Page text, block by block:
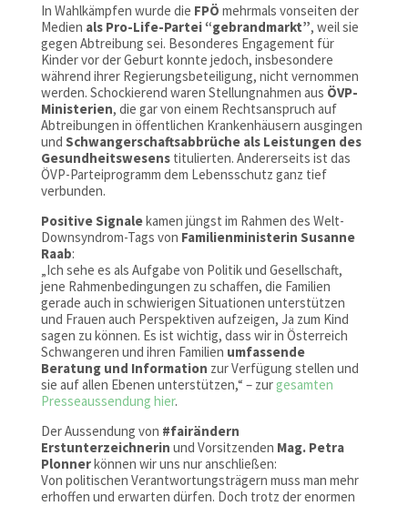
In Wahlkämpfen wurde die FPÖ mehrmals vonseiten der
Medien als Pro-Life-Partei “gebrandmarkt”, weil sie
gegen Abtreibung sei. Besonderes Engagement für
Kinder vor der Geburt konnte jedoch, insbesondere
während ihrer Regierungsbeteiligung, nicht vernommen
werden. Schockierend waren Stellungnahmen aus ÖVP-
Ministerien, die gar von einem Rechtsanspruch auf
Abtreibungen in öffentlichen Krankenhäusern ausgingen
und Schwangerschaftsabbrüche als Leistungen des
Gesundheitswesenstitulierten. Andererseits ist das
ÖVP-Parteiprogramm dem Lebensschutz ganz tief
verbunden.
Positive Signalekamen jüngst im Rahmen des Welt-
Downsyndrom-Tags von Familienministerin Susanne
Raab:
„Ich sehe es als Aufgabe von Politik und Gesellschaft,
jene Rahmenbedingungen zu schaffen, die Familien
gerade auch in schwierigen Situationen unterstützen
und Frauen auch Perspektiven aufzeigen, Ja zum Kind
sagen zu können. Es ist wichtig, dass wir in Österreich
Schwangeren und ihren Familien umfassende
Beratung und Information zur Verfügung stellen und
sie auf allen Ebenen unterstützen,“ – zurgesamten
Presseaussendung hier.
Der Aussendung von #fairändern
Erstunterzeichnerin und Vorsitzenden Mag. Petra
Plonnerkönnen wir uns nur anschließen:
Von politischen Verantwortungsträgern muss man mehr
erhoffen und erwarten dürfen. Doch trotz der enormen